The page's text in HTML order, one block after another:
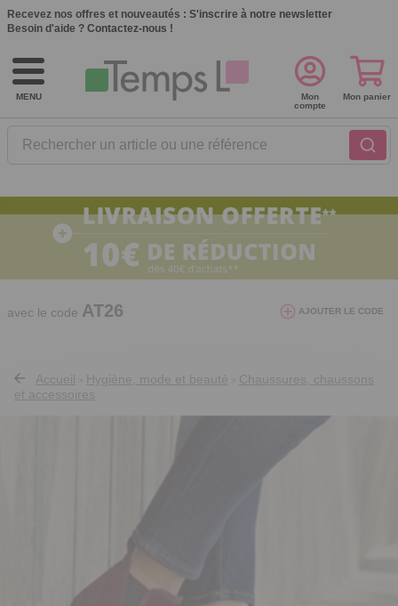
Recevez nos offres et nouveautés : S'inscrire à notre newsletter
Besoin d'aide ? Contactez-nous !
MENU
Rechercher un article ou une référence
Mon
compte
Mon panier
10€ de réduction dès 40€ d'achat. Offre
valable du 03/08/2026 au 12/08/2026.
avec le code AT26 AJOUTER LE CODE
Accueil Hygiène, mode et beauté
Chaussures, chaussons
et accessoires